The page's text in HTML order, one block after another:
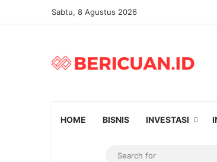
Sabtu, 8 Agustus 2026
HOME BISNIS INVESTASI
Artikel Random
Switch skin